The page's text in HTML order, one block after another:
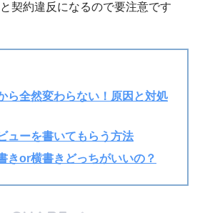
契約違反になるので要注意です
ら全然変わらない！原因と対処
ューを書いてもらう方法
きor横書きどっちがいいの？